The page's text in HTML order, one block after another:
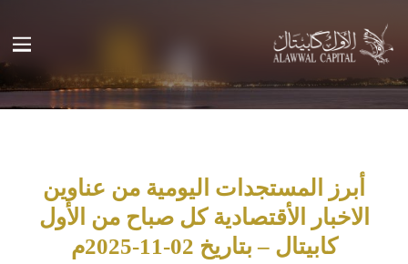
أبرز المستجدات اليومية من عناوين
الاخبار الأقتصادية كل صباح من الأول
كابيتال – بتاريخ 02-11-2025م